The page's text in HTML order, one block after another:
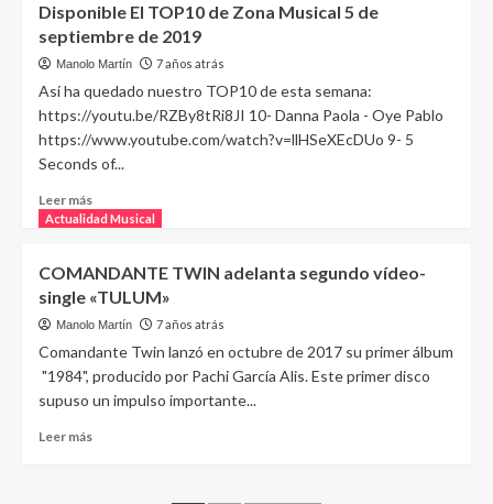
Disponible El TOP10 de Zona Musical 5 de
septiembre de 2019
Manolo Martín 7 años atrás
Así ha quedado nuestro TOP10 de esta semana:
https://youtu.be/RZBy8tRi8JI 10- Danna Paola - Oye Pablo
https://www.youtube.com/watch?v=llHSeXEcDUo 9- 5
Seconds of...
Leer más
Actualidad Musical
COMANDANTE TWIN adelanta segundo vídeo-
single «TULUM»
Manolo Martín 7 años atrás
Comandante Twin lanzó en octubre de 2017 su primer álbum
"1984", producido por Pachi García Alis. Este primer disco
supuso un impulso importante...
Leer más